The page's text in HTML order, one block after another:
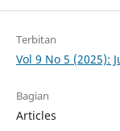
Terbitan
Vol 9 No 5 (2025):
Bagian
Articles